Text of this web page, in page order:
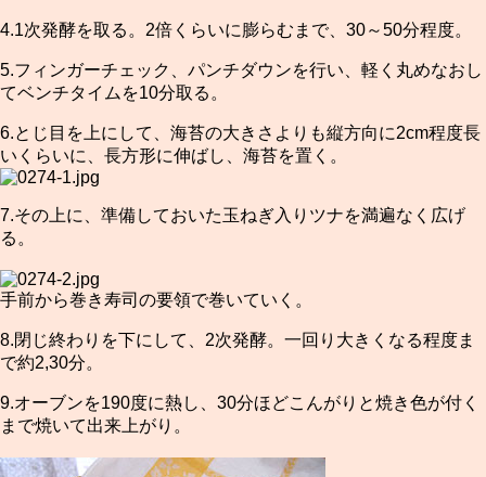
4.1次発酵を取る。2倍くらいに膨らむまで、30～50分程度。
5.フィンガーチェック、パンチダウンを行い、軽く丸めなおし
てベンチタイムを10分取る。
6.とじ目を上にして、海苔の大きさよりも縦方向に2cm程度長
いくらいに、長方形に伸ばし、海苔を置く。
7.その上に、準備しておいた玉ねぎ入りツナを満遍なく広げ
る。
手前から巻き寿司の要領で巻いていく。
8.閉じ終わりを下にして、2次発酵。一回り大きくなる程度ま
で約2,30分。
9.オーブンを190度に熱し、30分ほどこんがりと焼き色が付く
まで焼いて出来上がり。